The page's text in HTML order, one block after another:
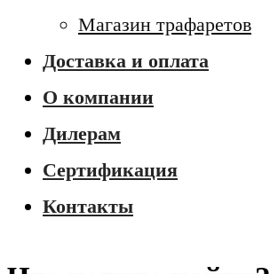
Магазин трафаретов
Доставка и оплата
О компании
Дилерам
Сертификация
Контакты